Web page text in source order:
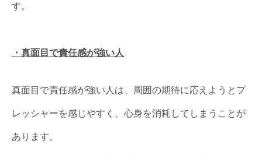
す。
・真面目で責任感が強い人
真面目で責任感が強い人は、周囲の期待に応えようとプ
レッシャーを感じやすく、心身を消耗してしまうことが
あります。